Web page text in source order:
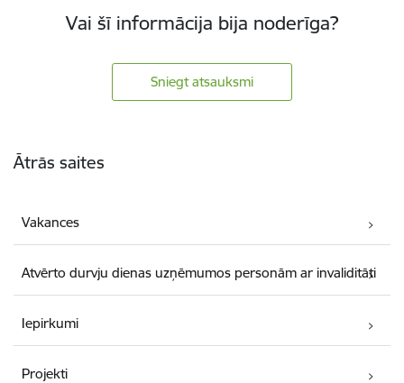
Vai šī informācija bija noderīga?
Sniegt atsauksmi
Ātrās saites
Vakances
Atvērto durvju dienas uzņēmumos personām ar invaliditāti
Iepirkumi
Projekti